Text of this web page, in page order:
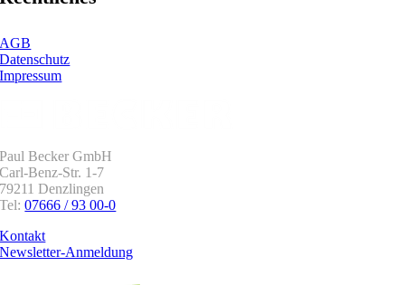
AGB
Datenschutz
Impressum
Paul Becker GmbH
Carl-Benz-Str. 1-7
79211 Denzlingen
Tel:07666 / 93 00-0
Kontakt
Newsletter-Anmeldung